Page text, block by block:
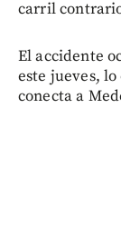
carril
El accidente
este jueves,
conecta a